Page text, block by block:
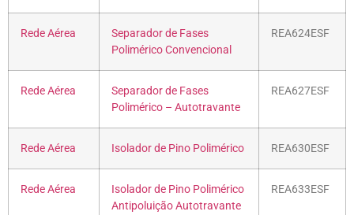
Rede Aérea
Separador de Fases
Polimérico Convencional
REA624ESF
Rede Aérea
Separador de Fases
Polimérico – Autotravante
REA627ESF
Rede Aérea Isolador de Pino Polimérico REA630ESF
Rede Aérea
Isolador de Pino Polimérico
Antipoluição Autotravante
REA633ESF